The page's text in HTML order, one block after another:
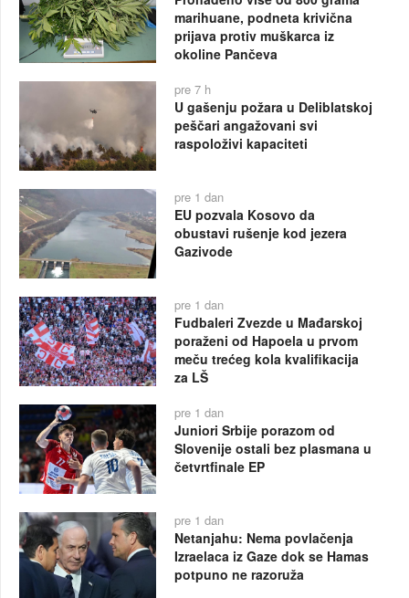
marihuane, podneta krivična
prijava protiv muškarca iz
okoline Pančeva
pre 7 h
U gašenju požara u Deliblatskoj
peščari angažovani svi
raspoloživi kapaciteti
pre 1 dan
EU pozvala Kosovo da
obustavi rušenje kod jezera
Gazivode
pre 1 dan
Fudbaleri Zvezde u Mađarskoj
poraženi od Hapoela u prvom
meču trećeg kola kvalifikacija
za LŠ
pre 1 dan
Juniori Srbije porazom od
Slovenije ostali bez plasmana u
četvrtfinale EP
pre 1 dan
Netanjahu: Nema povlačenja
Izraelaca iz Gaze dok se Hamas
potpuno ne razoruža